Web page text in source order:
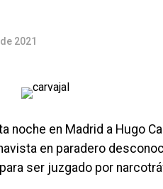
2021
noche en Madrid a Hugo
en paradero
ser juzgado por